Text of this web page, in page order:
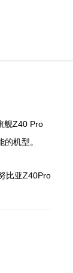
舰Z40 Pro
机型。
比亚Z40Pro